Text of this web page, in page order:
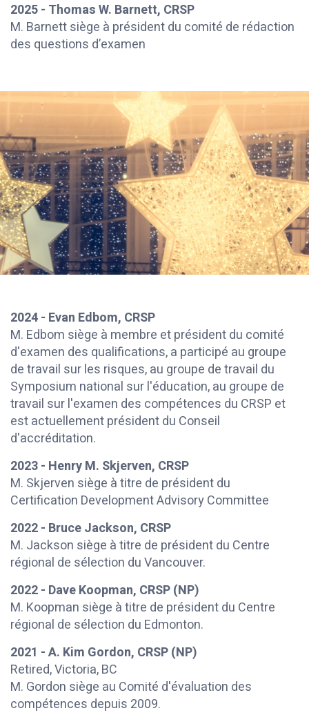
2025 - Thomas W. Barnett, CRSP
M. Barnett siège à président du comité de rédaction
des questions d’examen
2024 - Evan Edbom, CRSP
M. Edbom siège à membre et président du comité
d'examen des qualifications, a participé au groupe
de travail sur les risques, au groupe de travail du
Symposium national sur l'éducation, au groupe de
travail sur l'examen des compétences du CRSP et
est actuellement président du Conseil
d'accréditation.
2023 - Henry M. Skjerven, CRSP
M. Skjerven siège à titre de président du
Certification Development Advisory Committee
2022 - Bruce Jackson, CRSP
M. Jackson siège à titre de président du Centre
régional de sélection du Vancouver.
2022 - Dave Koopman, CRSP (NP)
M. Koopman siège à titre de président du Centre
régional de sélection du Edmonton.
2021 - A. Kim Gordon, CRSP (NP)
Retired, Victoria, BC
M. Gordon siège au Comité d'évaluation des
compétences depuis 2009.